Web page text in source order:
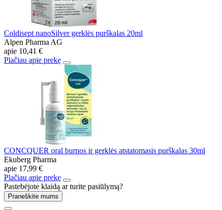
Coldisept nanoSilver gerklės purškalas 20ml
Alpen Pharma AG
apie 10,41 €
Plačiau apie prekę
CONCQUER oral burnos ir gerklės atstatomasis purškalas 30ml
Ekuberg Pharma
apie 17,99 €
Plačiau apie prekę
Pastebėjote klaidą ar turite pasiūlymą?
Praneškite mums